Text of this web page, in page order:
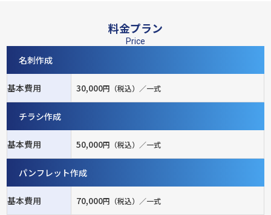
⁩料金プラン
Price
名刺作成
基本費用 30,000円（税込）／一式
チラシ作成
基本費用 50,000円（税込）／一式
パンフレット作成
基本費用 70,000円（税込）／一式